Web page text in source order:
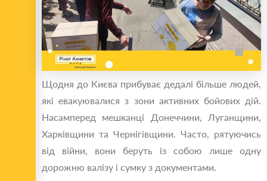
Щодня до Києва прибуває дедалі більше людей,
які евакуювалися з зони активних бойових дій.
Насамперед мешканці Донеччини, Луганщини,
Харківщини та Чернігівщини. Часто, рятуючись
від війни, вони беруть із собою лише одну
дорожню валізу і сумку з документами.